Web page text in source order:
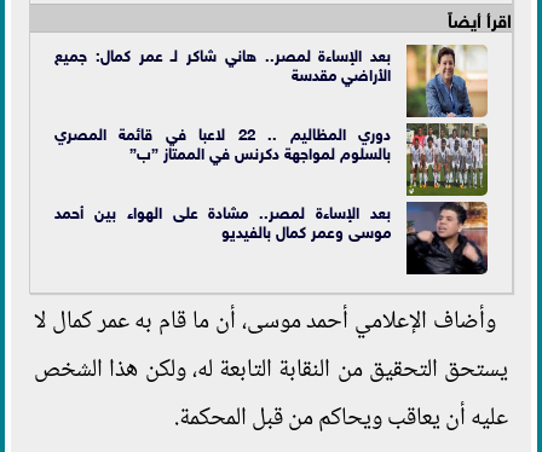
اقرأ أيضاً
بعد الإساءة لمصر.. هاني شاكر لـ عمر كمال: جميع
الأراضي مقدسة
دوري المظاليم .. 22 لاعبا في قائمة المصري
بالسلوم لمواجهة دكرنس في الممتاز ”ب”
بعد الإساءة لمصر.. مشادة على الهواء بين أحمد
موسى وعمر كمال بالفيديو
وأضاف الإعلامي أحمد موسى، أن ما قام به عمر كمال لا
يستحق التحقيق من النقابة التابعة له، ولكن هذا الشخص
عليه أن يعاقب ويحاكم من قبل المحكمة.